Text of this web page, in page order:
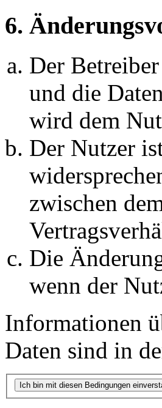
6.
Der
und die
wird dem
Der Nutzer
zwischen
Die
wenn der
Informationen
Daten sind in